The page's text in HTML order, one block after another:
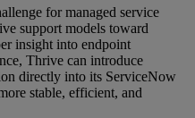
for managed service
support models toward
insight into endpoint
Thrive can introduce
directly into its ServiceNow
stable, efficient, and